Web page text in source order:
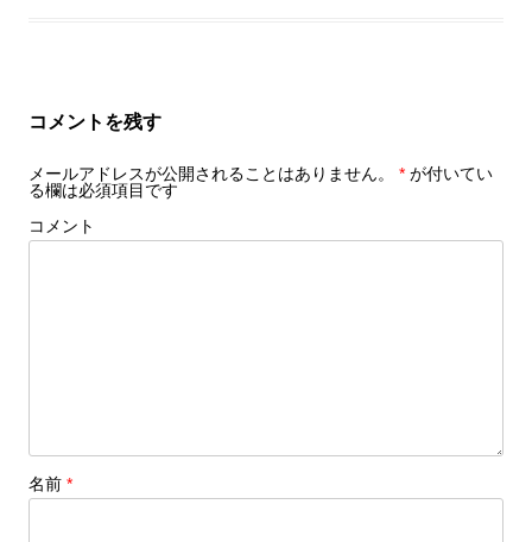
コメントを残す
メールアドレスが公開されることはありません。 * が付いてい
る欄は必須項目です
コメント
名前 *